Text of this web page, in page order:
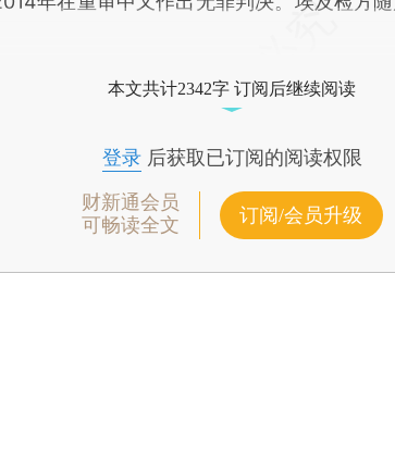
本文共计2342字 订阅后继续阅读
登录后获取已订阅的阅读权限
财新通会员
可畅读全文
订阅/会员升级